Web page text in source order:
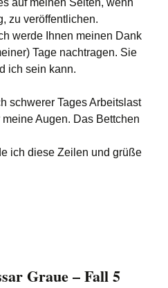
auf meinen Seiten, wenn
zu veröffentlichen.
werde Ihnen meinen Dank
Tage nachtragen. Sie
ich sein kann.
schwerer Tages Arbeitslast
Augen. Das Bettchen
ich diese Zeilen und grüße
Graue – Fall 5